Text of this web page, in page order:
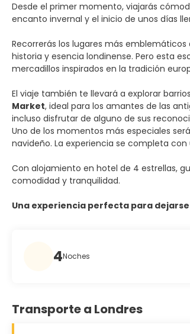
Desde el primer momento, viajarás
encanto invernal y el inicio de unos días
Recorrerás los lugares más
historia y esencia londinense. Pero esta
mercadillos inspirados en la tradición
El viaje también te llevará a explorar
Market, ideal para los amantes de las
incluso disfrutar de alguno de sus
Uno de los momentos más especiales
navideño. La experiencia se completa
Con alojamiento en hotel de 4 estrellas,
comodidad y tranquilidad.
Una experiencia perfecta para
4Noches
Transporte a Londres